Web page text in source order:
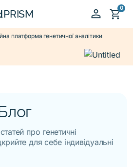
PRISM person shopping_cart0
платформа генетичної аналітики
про генетичні
для себе індивідуальні